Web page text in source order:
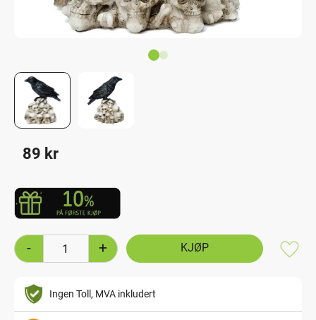
89 kr
+
-
Ingen Toll, MVA inkludert